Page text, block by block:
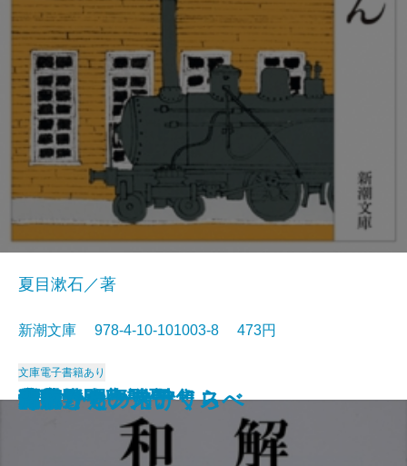
猟銃・闘牛
ヴェルレーヌ詩集
草枕
斜陽
高村光太郎詩集
歌行燈・高野聖
土
真実一路
老妓抄
坊っちゃん
夏目漱石／著
新潮文庫 978-4-10-101003-8 473円
文庫電子書籍あり
和解
ヰタ・セクスアリス
出家とその弟子
にごりえ・たけくらべ
武蔵野
白痴
青年
雁
それから
門